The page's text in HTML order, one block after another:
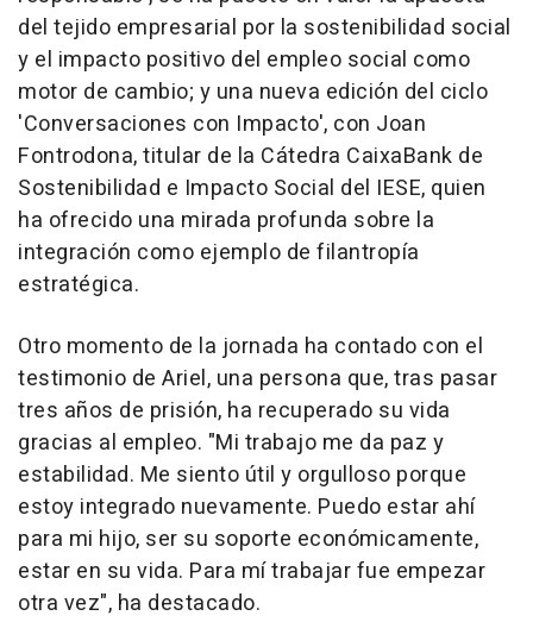
del tejido empresarial por la sostenibilidad social
y el impacto positivo del empleo social como
motor de cambio; y una nueva edición del ciclo
'Conversaciones con Impacto', con Joan
Fontrodona, titular de la Cátedra CaixaBank de
Sostenibilidad e Impacto Social del IESE, quien
ha ofrecido una mirada profunda sobre la
integración como ejemplo de filantropía
estratégica.
Otro momento de la jornada ha contado con el
testimonio de Ariel, una persona que, tras pasar
tres años de prisión, ha recuperado su vida
gracias al empleo. "Mi trabajo me da paz y
estabilidad. Me siento útil y orgulloso porque
estoy integrado nuevamente. Puedo estar ahí
para mi hijo, ser su soporte económicamente,
estar en su vida. Para mí trabajar fue empezar
otra vez", ha destacado.